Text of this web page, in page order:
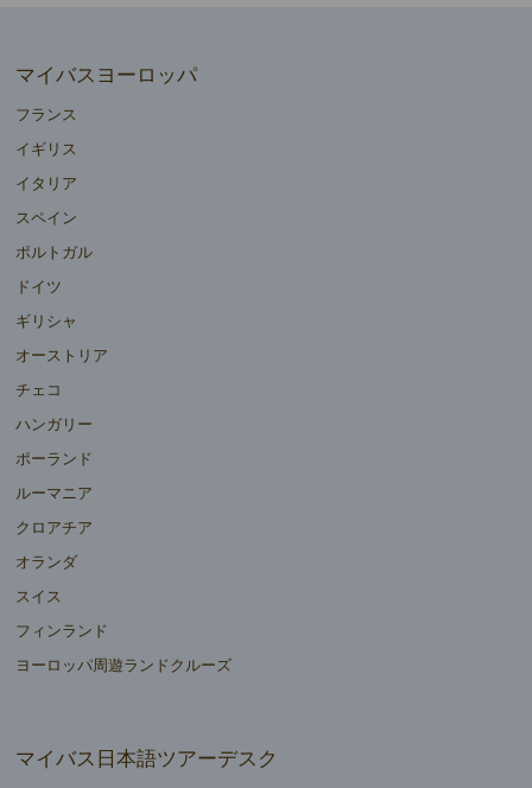
マイバスヨーロッパ
フランス
イギリス
イタリア
スペイン
ポルトガル
ドイツ
ギリシャ
オーストリア
チェコ
ハンガリー
ポーランド
ルーマニア
クロアチア
オランダ
スイス
フィンランド
ヨーロッパ周遊ランドクルーズ
マイバス日本語ツアーデスク